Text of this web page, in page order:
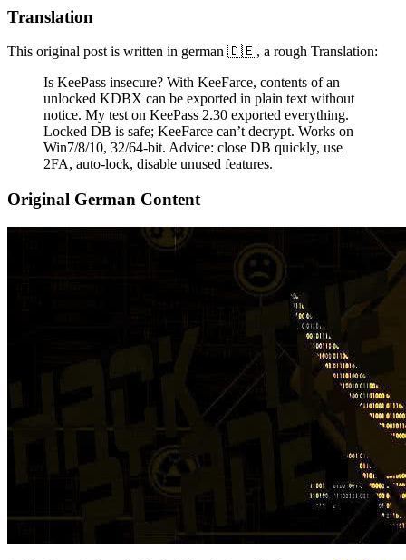
Translation
This original post is written in german 🇩🇪, a rough Translation:
Is KeePass insecure? With KeeFarce, contents of an
unlocked KDBX can be exported in plain text without
notice. My test on KeePass 2.30 exported everything.
Locked DB is safe; KeeFarce can’t decrypt. Works on
Win7/8/10, 32/64-bit. Advice: close DB quickly, use
2FA, auto-lock, disable unused features.
Original German Content